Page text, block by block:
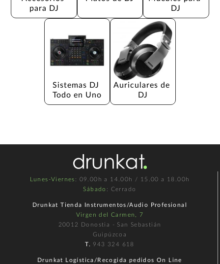
para DJ
DJ
Sistemas DJ
Todo en Uno
Auriculares de
DJ
Lunes-Viernes : 09.00h a 14.00h / 15.00 a 18.00h
Sábado : Cerrado
Drunkat Tienda Instrumentos/Audio Profesional
Virgen del Carmen, 7
20012 Donostia - San Sebastián
Guipúzcoa
T. 943 324 618
Drunkat Logística/Recogida pedidos On Line